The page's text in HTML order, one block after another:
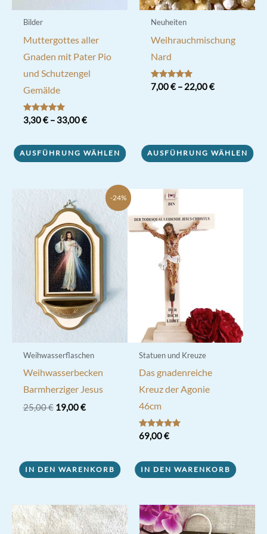
werden
gewählt
werden
Bilder
Muttergottes aller
Gnaden mit Pater Pio
und Schutzengel
Gemälde
Bewertet mit
5.00
3,30€– 33,00€
AUSFÜHRUNG WÄHLEN
Produkt
mehrere
Varianten
Die
Optionen
können
der
Produktseite
werden
Neuheiten
Weihrauchmischung
Nard
Bewertet mit
5.00
7,00€– 22,00€
AUSFÜHRUNG WÄHLEN
mehrere
auf.
Optionen
können
der
Produktseite
gewählt
werden
-24%
Weihwasserflaschen
Weihwasserbecken
Barmherziger Jesus
25,00€ Ursprünglicher
19,00€Aktueller
IN DEN WARENKORB
Statuen und Kreuze
Das gnadenreiche
Kreuz der Agonie
46cm
Bewertet mit
5.00
69,00€
IN DEN WARENKORB